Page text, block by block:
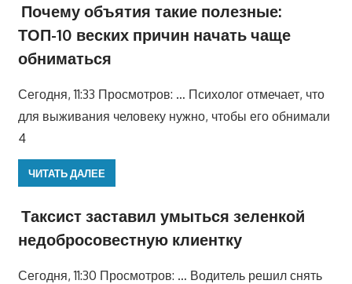
Почему объятия такие полезные:
ТОП-10 веских причин начать чаще
обниматься
Сегодня, 11:33 Просмотров: … Психолог отмечает, что
для выживания человеку нужно, чтобы его обнимали
4
ЧИТАТЬ ДАЛЕЕ
Таксист заставил умыться зеленкой
недобросовестную клиентку
Сегодня, 11:30 Просмотров: … Водитель решил снять